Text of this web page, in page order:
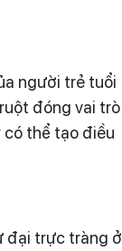
người trẻ tuổi
đóng vai trò
có thể tạo điều
đại trực tràng ở